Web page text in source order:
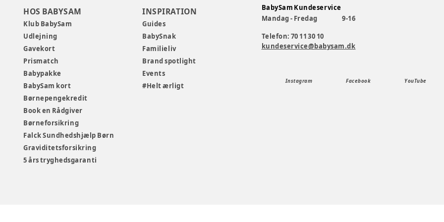
HOS BABYSAM
Klub BabySam
Udlejning
Gavekort
Prismatch
Babypakke
BabySam kort
Børnepengekredit
Book en Rådgiver
Børneforsikring
Falck Sundhedshjælp Børn
Graviditetsforsikring
5 års tryghedsgaranti
INSPIRATION
Guides
BabySnak
Familieliv
Brand spotlight
Events
#Helt ærligt
BabySam Kundeservice
Mandag - Fredag
9-16
Telefon: 70 11 30 10
kundeservice@babysam.dk
Instagram Facebook YouTube